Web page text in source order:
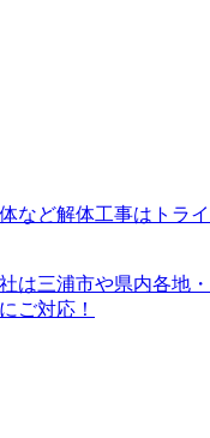
は三浦市や県内各地・
ご対応！